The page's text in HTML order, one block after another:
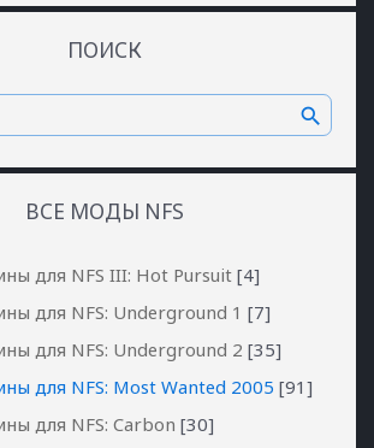
ПОИСК
ВСЕ МОДЫ NFS
для NFS III: Hot Pursuit [4]
для NFS: Underground 1 [7]
для NFS: Underground 2 [35]
для NFS: Most Wanted 2005 [91]
для NFS: Carbon [30]